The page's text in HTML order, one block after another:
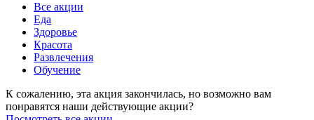
Все акции
Еда
Здоровье
Красота
Развлечения
Обучение
К сожалению, эта акция закончилась, но возможно вам
понравятся наши действующие акции?